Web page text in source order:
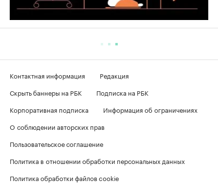
Контактная информация
Редакция
Скрыть баннеры на РБК
Подписка на РБК
Корпоративная подписка
Информация об ограничениях
О соблюдении авторских прав
Пользовательское соглашение
Политика в отношении обработки персональных данных
Политика обработки файлов cookie